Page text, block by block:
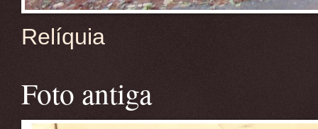
Relíquia
Foto antiga